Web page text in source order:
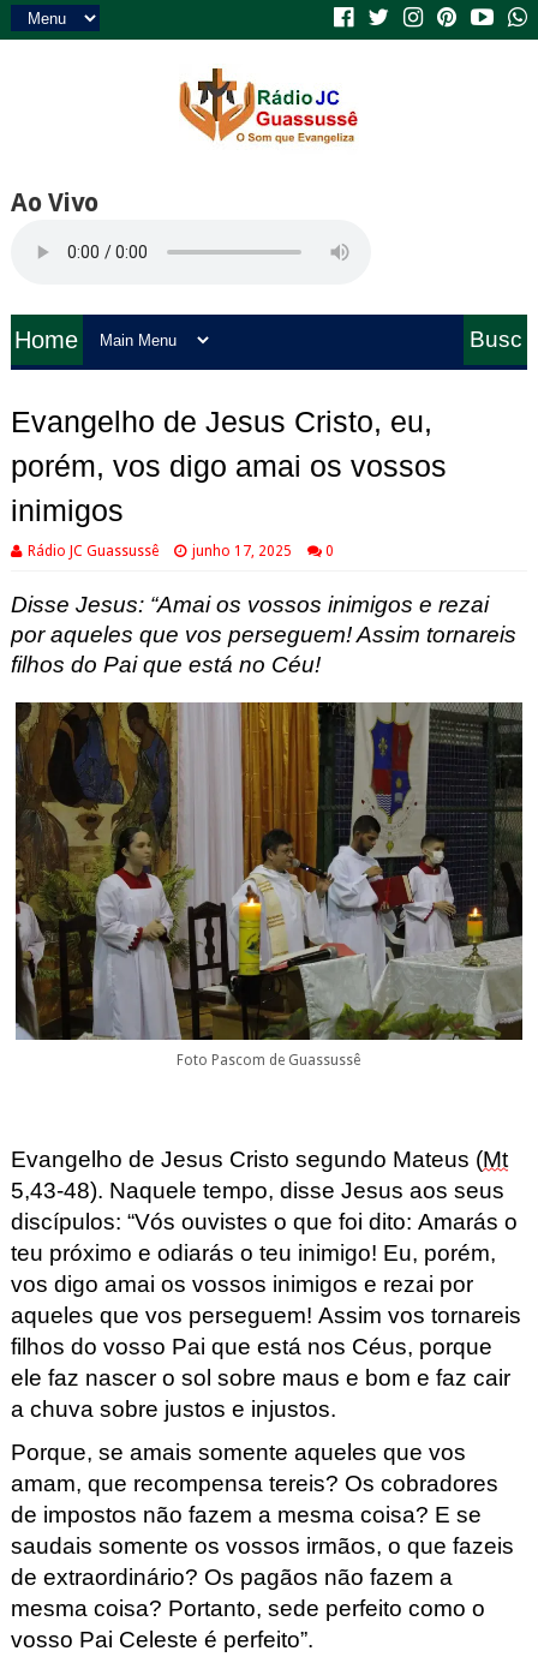
Ao Vivo
Home
Busc
Evangelho de Jesus Cristo, eu,
porém, vos digo amai os vossos
inimigos
Rádio JC Guassussê junho 17, 2025 0
Disse Jesus: “Amai os vossos inimigos e rezai
por aqueles que vos perseguem! Assim tornareis
filhos do Pai que está no Céu!
Foto Pascom de Guassussê
Evangelho de Jesus Cristo segundo Mateus (Mt
5,43-48). Naquele tempo, disse Jesus aos seus
discípulos: “Vós ouvistes o que foi dito: Amarás o
teu próximo e odiarás o teu inimigo! Eu, porém,
vos digo amai os vossos inimigos e rezai por
aqueles que vos perseguem! Assim vos tornareis
filhos do vosso Pai que está nos Céus, porque
ele faz nascer o sol sobre maus e bom e faz cair
a chuva sobre justos e injustos.
Porque, se amais somente aqueles que vos
amam, que recompensa tereis? Os cobradores
de impostos não fazem a mesma coisa? E se
saudais somente os vossos irmãos, o que fazeis
de extraordinário? Os pagãos não fazem a
mesma coisa? Portanto, sede perfeito como o
vosso Pai Celeste é perfeito”.